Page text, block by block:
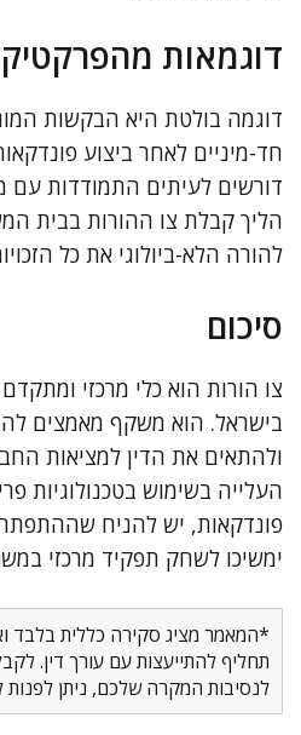
דוגמאות
דוגמה בולטת היא הבקשות
חד-מיניים לאחר ביצוע
דורשים לעיתים התמודדות עם
הליך קבלת צו ההורות בבית
להורה הלא-ביולוגי את כל
סיכום
צו הורות הוא כלי מרכזי
בישראל. הוא משקף מאמצים
ולהתאים את הדין למציאות
העלייה בשימוש בטכנולוגיות
פונדקאות, יש להניח
ימשיכו לשחק תפקיד מרכזי
*המאמר מציג סקירה כללית בלבד
תחליף להתייעצות עם עורך דין.
לנסיבות המקרה שלכם, ניתן לפנות